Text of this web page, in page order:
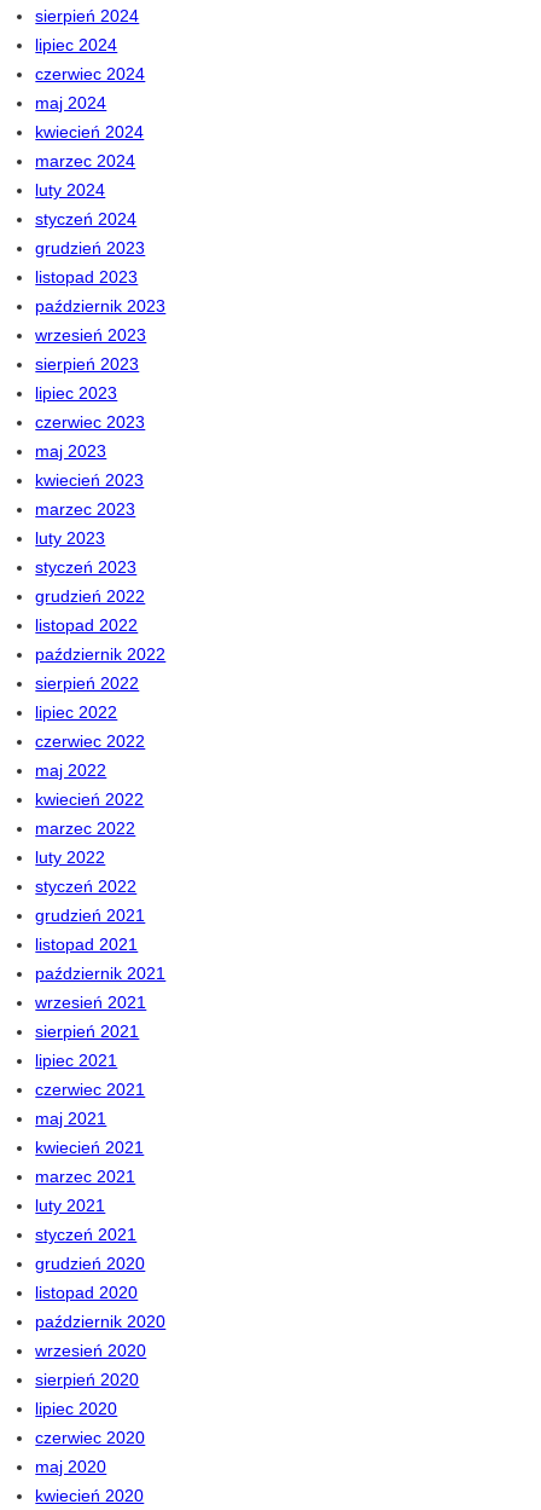
sierpień 2024
lipiec 2024
czerwiec 2024
maj 2024
kwiecień 2024
marzec 2024
luty 2024
styczeń 2024
grudzień 2023
listopad 2023
październik 2023
wrzesień 2023
sierpień 2023
lipiec 2023
czerwiec 2023
maj 2023
kwiecień 2023
marzec 2023
luty 2023
styczeń 2023
grudzień 2022
listopad 2022
październik 2022
sierpień 2022
lipiec 2022
czerwiec 2022
maj 2022
kwiecień 2022
marzec 2022
luty 2022
styczeń 2022
grudzień 2021
listopad 2021
październik 2021
wrzesień 2021
sierpień 2021
lipiec 2021
czerwiec 2021
maj 2021
kwiecień 2021
marzec 2021
luty 2021
styczeń 2021
grudzień 2020
listopad 2020
październik 2020
wrzesień 2020
sierpień 2020
lipiec 2020
czerwiec 2020
maj 2020
kwiecień 2020